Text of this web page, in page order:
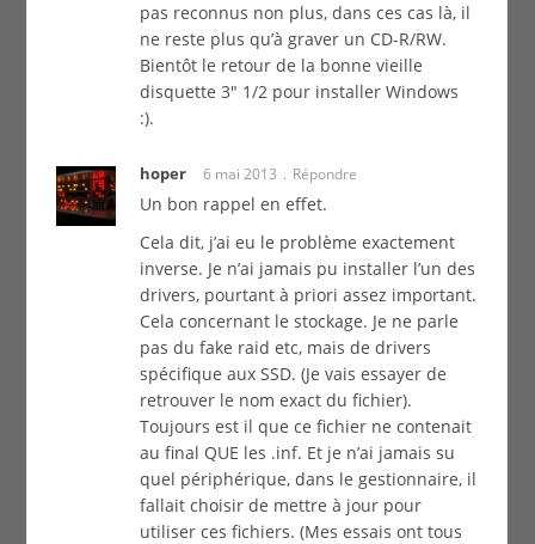
pas reconnus non plus, dans ces cas là, il
ne reste plus qu’à graver un CD-R/RW.
Bientôt le retour de la bonne vieille
disquette 3″ 1/2 pour installer Windows
:).
hoper 6 mai 2013 Répondre
Un bon rappel en effet.
Cela dit, j’ai eu le problème exactement
inverse. Je n’ai jamais pu installer l’un des
drivers, pourtant à priori assez important.
Cela concernant le stockage. Je ne parle
pas du fake raid etc, mais de drivers
spécifique aux SSD. (Je vais essayer de
retrouver le nom exact du fichier).
Toujours est il que ce fichier ne contenait
au final QUE les .inf. Et je n’ai jamais su
quel périphérique, dans le gestionnaire, il
fallait choisir de mettre à jour pour
utiliser ces fichiers. (Mes essais ont tous